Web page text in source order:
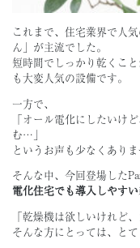
これまで、住宅業界で人
ん」が主流でした。
短時間でしっかり乾くこ
も大変人気の設備です。
一方で、
「オール電化にしたいけ
む…」
というお声も少なくありま
そんな中、今回登場した
電化住宅でも導入しやすい
「乾燥機は欲しいけれど
そんな方にとっては、と